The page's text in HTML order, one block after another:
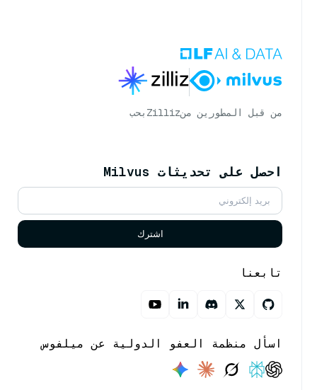
من قبل المطورين منZilliz بحب
احصل على تحديثات Milvus
اشترك
تابعنا
اسأل منظمة العفو الدولية عن ميلفوس